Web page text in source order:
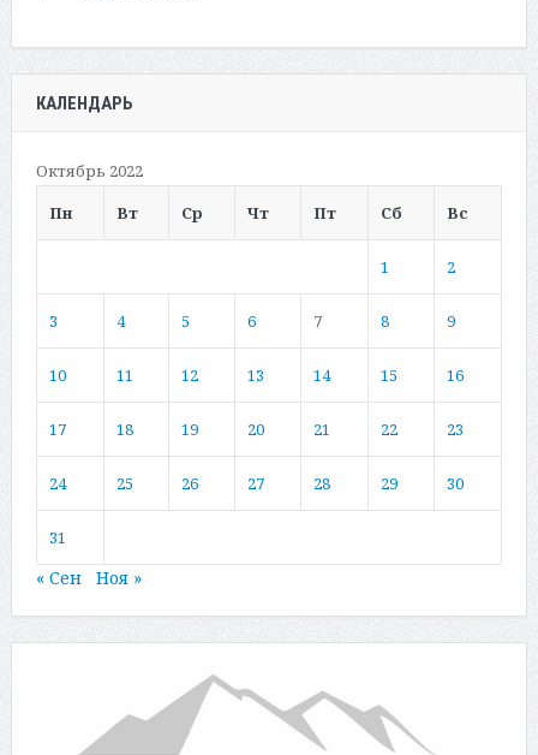
КАЛЕНДАРЬ
Октябрь 2022
Пн
Вт Ср Чт Пт Сб Вс
1 2
3 4 5 6 7 8 9
10 11 12 13 14 15 16
17 18 19 20 21 22 23
24 25 26 27 28 29 30
31
« Сен Ноя »